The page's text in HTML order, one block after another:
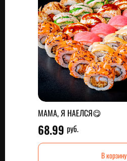
МАМА, Я НАЕЛСЯ😋
68.99 руб.
В корзину